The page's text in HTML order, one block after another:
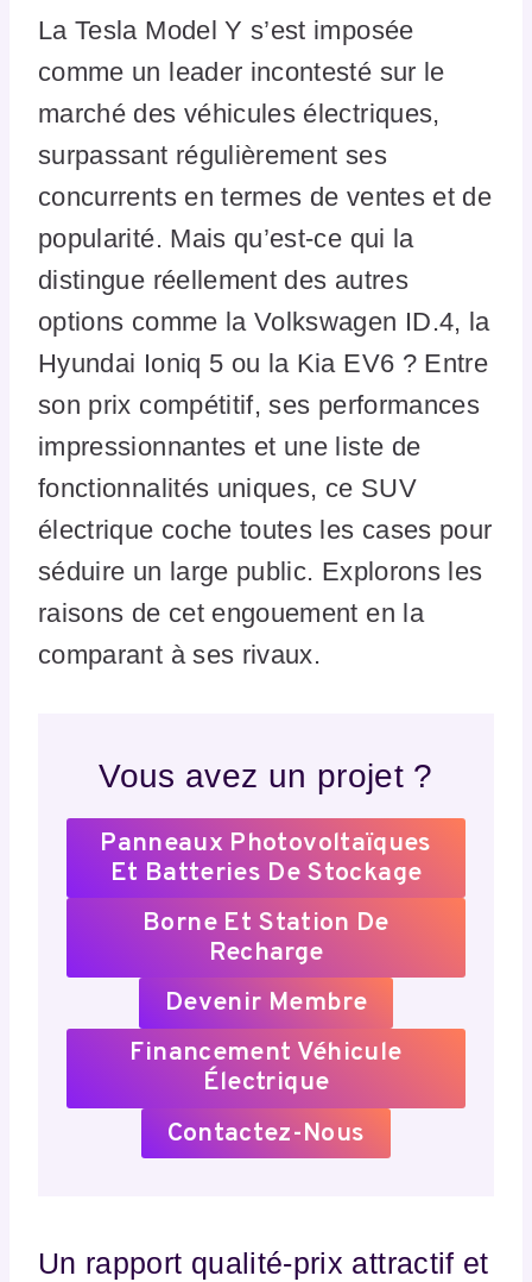
La Tesla Model Y s’est imposée
comme un leader incontesté sur le
marché des véhicules électriques,
surpassant régulièrement ses
concurrents en termes de ventes et de
popularité. Mais qu’est-ce qui la
distingue réellement des autres
options comme la Volkswagen ID.4, la
Hyundai Ioniq 5 ou la Kia EV6 ? Entre
son prix compétitif, ses performances
impressionnantes et une liste de
fonctionnalités uniques, ce SUV
électrique coche toutes les cases pour
séduire un large public. Explorons les
raisons de cet engouement en la
comparant à ses rivaux.
Vous avez un projet ?
Panneaux Photovoltaïques
Et Batteries De Stockage
Borne Et Station De
Recharge
Devenir Membre
Financement Véhicule
Électrique
Contactez-Nous
Un rapport qualité-prix attractif et